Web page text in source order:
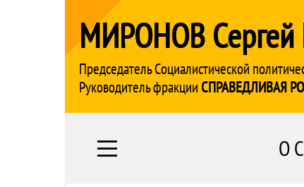
МИРОНОВ Сергей
Председатель Социалистической
Руководитель фракции СПРАВЕДЛИВАЯ
О